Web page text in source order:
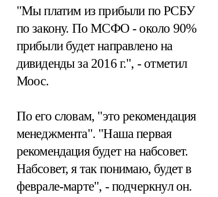
"Мы платим из прибыли по РСБУ
по закону. По МСФО - около 90%
прибыли будет направлено на
дивиденды за 2016 г.", - отметил
Моос.
По его словам, "это рекомендация
менеджмента". "Наша первая
рекомендация будет на набсовет.
Набсовет, я так понимаю, будет в
феврале-марте", - подчеркнул он.